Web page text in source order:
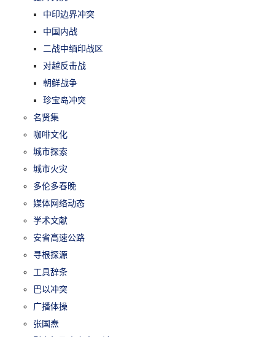
中印边界冲突
中国内战
二战中缅印战区
对越反击战
朝鲜战争
珍宝岛冲突
名贤集
咖啡文化
城市探索
城市火灾
多伦多春晚
媒体网络动态
学术文献
安省高速公路
寻根探源
工具辞条
巴以冲突
广播体操
张国焘